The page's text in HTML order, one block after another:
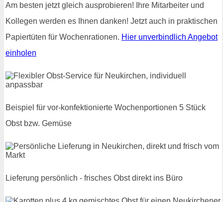
Am besten jetzt gleich ausprobieren! Ihre Mitarbeiter und
Kollegen werden es Ihnen danken! Jetzt auch in praktischen
Papiertüten für Wochenrationen. Hier unverbindlich Angebot
einholen
Beispiel für vor-konfektionierte Wochenportionen 5 Stück
Obst bzw. Gemüse
Lieferung persönlich - frisches Obst direkt ins Büro